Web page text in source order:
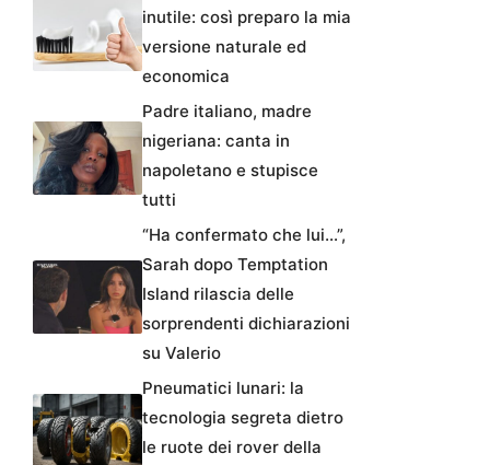
inutile: così preparo la mia
versione naturale ed
economica
Padre italiano, madre
nigeriana: canta in
napoletano e stupisce
tutti
“Ha confermato che lui…”,
Sarah dopo Temptation
Island rilascia delle
sorprendenti dichiarazioni
su Valerio
Pneumatici lunari: la
tecnologia segreta dietro
le ruote dei rover della